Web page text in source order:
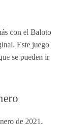
con el Baloto
Este juego
se pueden ir
de 2021.